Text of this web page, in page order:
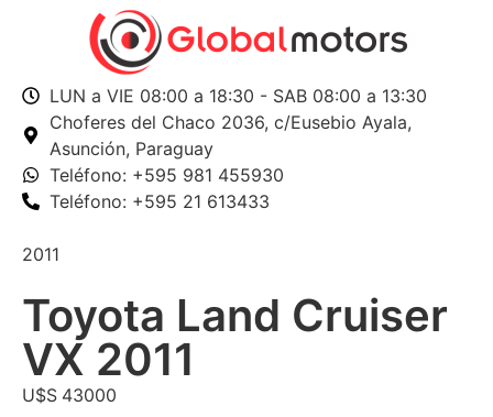
LUN a VIE 08:00 a 18:30 - SAB 08:00 a 13:30
Choferes del Chaco 2036, c/Eusebio Ayala,
Asunción, Paraguay
Teléfono: +595 981 455930
Teléfono: +595 21 613433
2011
Toyota Land Cruiser
VX 2011
U$S 43000